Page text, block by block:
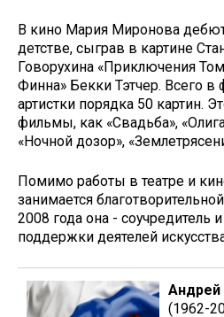
В кино Мария Миронова
детстве, сыграв в картине
Говорухина «Приключения
Финна» Бекки Тэтчер. Всего
артистки порядка 50 картин.
фильмы, как «Свадьба»,
«Ночной дозор»,
Помимо работы в театре и
занимается
2008 года она - соучредитель
поддержки деятелей
Андрей
(1962-